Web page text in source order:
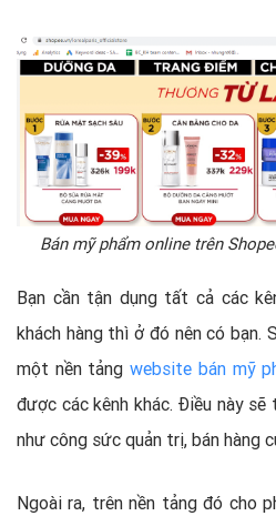
Bán mỹ phẩm online trên
Bạn cần tận dụng tất cả các
khách hàng thì ở đó nên có bạn.
một nền tảngwebsite bán mỹ
được các kênh khác. Điều này
như công sức quản trị, bán hàng
Ngoài ra, trên nền tảng đó cho